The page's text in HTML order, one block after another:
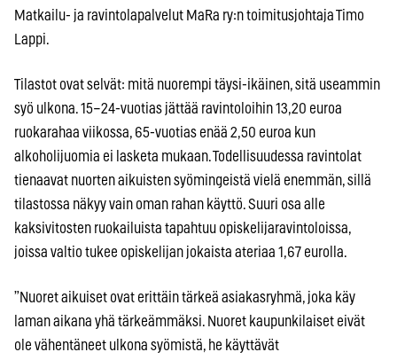
Matkailu- ja ravintolapalvelut MaRa ry:n toimitusjohtaja Timo
Lappi.
Tilastot ovat selvät: mitä nuorempi täysi-ikäinen, sitä useammin
syö ulkona. 15–24-vuotias jättää ravintoloihin 13,20 euroa
ruokarahaa viikossa, 65-vuotias enää 2,50 euroa kun
alkoholijuomia ei lasketa mukaan. Todellisuudessa ravintolat
tienaavat nuorten aikuisten syömingeistä vielä enemmän, sillä
tilastossa näkyy vain oman rahan käyttö. Suuri osa alle
kaksivitosten ruokailuista tapahtuu opiskelijaravintoloissa,
joissa valtio tukee opiskelijan jokaista ateriaa 1,67 eurolla.
”Nuoret aikuiset ovat erittäin tärkeä asiakasryhmä, joka käy
laman aikana yhä tärkeämmäksi. Nuoret kaupunkilaiset eivät
ole vähentäneet ulkona syömistä, he käyttävät